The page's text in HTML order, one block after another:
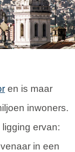
en is maar
inwoners.
ervan:
in een